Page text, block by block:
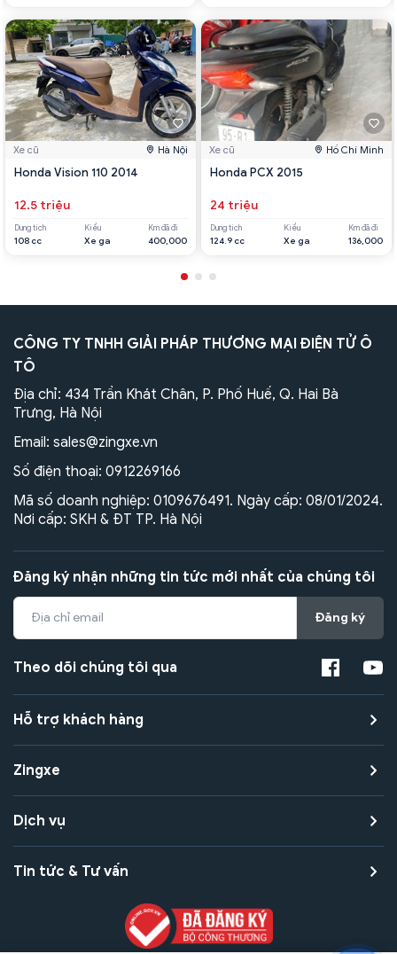
Xe cũ Hà Nội
Honda Vision 110 2014
12.5 triệu
Dung tích
108 cc
Kiểu
Xe ga
Km đã đi
400,000
Xe cũ Hồ Chí Minh
Honda PCX 2015
24 triệu
Dung tích
124.9 cc
Kiểu
Xe ga
Km đã đi
136,000
CÔNG TY TNHH GIẢI PHÁP THƯƠNG MẠI ĐIỆN TỬ Ô
TÔ
Địa chỉ: 434 Trần Khát Chân, P. Phố Huế, Q. Hai Bà
Trưng, Hà Nội
Email: sales@zingxe.vn
Số điện thoại: 0912269166
Mã số doanh nghiệp: 0109676491. Ngày cấp: 08/01/2024.
Nơi cấp: SKH & ĐT TP. Hà Nội
Đăng ký nhận những tin tức mới nhất của chúng tôi
Đăng ký
Theo dõi chúng tôi qua
Hỗ trợ khách hàng
Zingxe
Dịch vụ
Tin tức & Tư vấn